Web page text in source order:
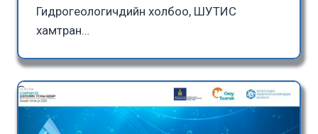
Гидрогеологичдийн холбоо, ШУТИС
хамтран…